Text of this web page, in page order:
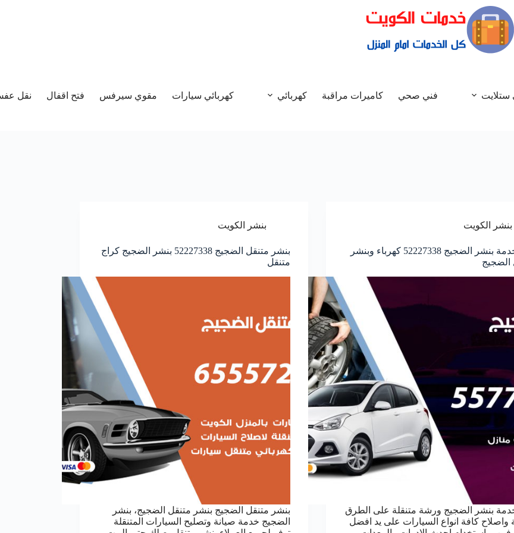
ستلايت فني صحي كاميرات مراقبة كهربائي كهربائي سيارات مقوي سيرفس فتح اقفال نقل
بنشر الكويت
رقم خدمة بنشر الضجيج 52227338 كهرباء وبنشر
الضجيج
بنشر الضجيج ورشة متنقلة على الطرق
واصلاح كافة انواع السيارات على يد افضل
بنشر الكويت
بنشر متنقل الضجيج 52227338 بنشر الضجيج كراج
متنقل
بنشر متنقل الضجيج بنشر متنقل الضجيج، بنشر
الضجيج خدمة صيانة وتصليح السيارات المتنقلة